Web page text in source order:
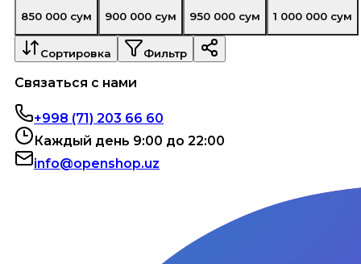
850 000 сум
900 000 сум
950 000 сум
1 000 000 сум
Сортировка Фильтр
Связаться с нами
+998 (71) 203 66 60
Каждый день 9:00 до 22:00
info@openshop.uz